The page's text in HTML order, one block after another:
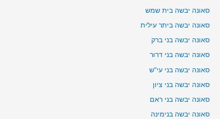
סאונה יבשה בית שמש
סאונה יבשה ביתר עילית
סאונה יבשה בני ברק
סאונה יבשה בני דרור
סאונה יבשה בני עי"ש
סאונה יבשה בני ציון
סאונה יבשה בני ראם
סאונה יבשה בנימינה